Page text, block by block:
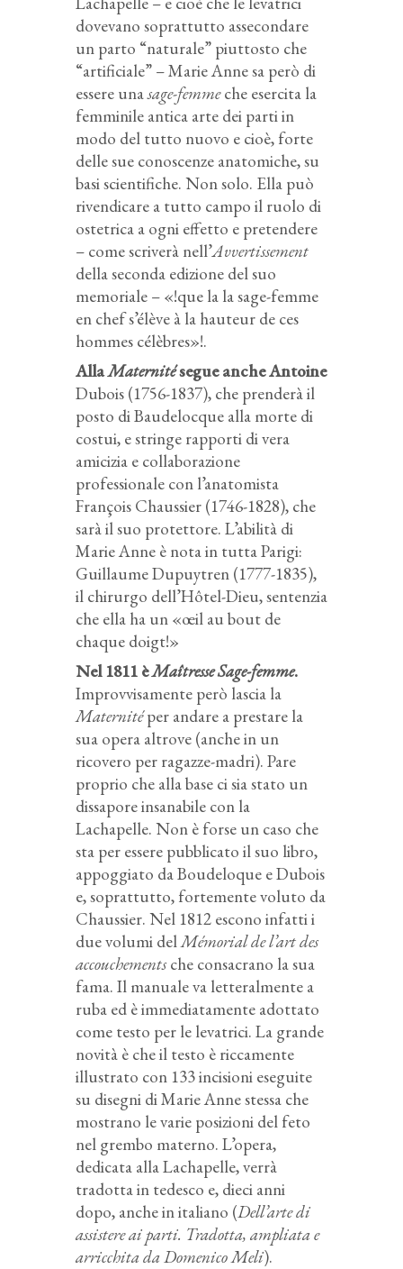
dovevano soprattutto assecondare
un parto “naturale” piuttosto che
“artificiale” – Marie Anne sa però di
essere unasage-femmeche esercita la
femminile antica arte dei parti in
modo del tutto nuovo e cioè, forte
delle sue conoscenze anatomiche, su
basi scientifiche. Non solo. Ella può
rivendicare a tutto campo il ruolo di
ostetrica a ogni effetto e pretendere
– come scriverà nell’Avvertissement
della seconda edizione del suo
memoriale – «!que la la sage-femme
en chef s’élève à la hauteur de ces
hommes célèbres»!.
AllaMaternitésegue anche Antoine
Dubois (1756-1837), che prenderà il
posto di Baudelocque alla morte di
costui, e stringe rapporti di vera
amicizia e collaborazione
professionale con l’anatomista
François Chaussier (1746-1828), che
sarà il suo protettore. L’abilità di
Marie Anne è nota in tutta Parigi:
Guillaume Dupuytren (1777-1835),
il chirurgo dell’Hôtel-Dieu, sentenzia
che ella ha un «œil au bout de
chaque doigt!»
Nel 1811 èMaîtresse Sage-femme.
Improvvisamente però lascia la
Maternitéper andare a prestare la
sua opera altrove (anche in un
ricovero per ragazze-madri). Pare
proprio che alla base ci sia stato un
dissapore insanabile con la
Lachapelle. Non è forse un caso che
sta per essere pubblicato il suo libro,
appoggiato da Boudeloque e Dubois
e, soprattutto, fortemente voluto da
Chaussier. Nel 1812 escono infatti i
due volumi delMémorial de l’art des
accouchementsche consacrano la sua
fama. Il manuale va letteralmente a
ruba ed è immediatamente adottato
come testo per le levatrici. La grande
novità è che il testo è riccamente
illustrato con 133 incisioni eseguite
su disegni di Marie Anne stessa che
mostrano le varie posizioni del feto
nel grembo materno. L’opera,
dedicata alla Lachapelle, verrà
tradotta in tedesco e, dieci anni
dopo, anche in italiano (Dell’arte di
assistere ai parti. Tradotta, ampliata e
arricchita da Domenico Meli).